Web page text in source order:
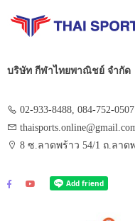
บริษัท กีฬาไทยพาณิชย์ จำกัด
02-933-8488, 084-752-0507
8 ซ.ลาดพร้าว 54/1 ถ.ลาด